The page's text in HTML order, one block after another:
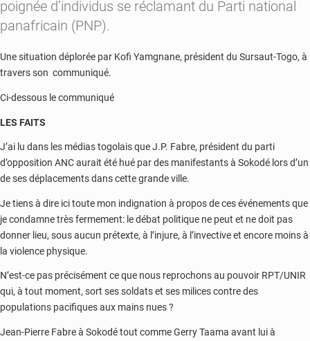
poignée d’individus se réclamant du Parti national
panafricain (PNP).
Une situation déplorée par Kofi Yamgnane, président du Sursaut-Togo, à
travers son communiqué.
Ci-dessous le communiqué
LES FAITS
J’ai lu dans les médias togolais que J.P. Fabre, président du parti
d’opposition ANC aurait été hué par des manifestants à Sokodé lors d’un
de ses déplacements dans cette grande ville.
Je tiens à dire ici toute mon indignation à propos de ces événements que
je condamne très fermement: le débat politique ne peut et ne doit pas
donner lieu, sous aucun prétexte, à l’injure, à l’invective et encore moins à
la violence physique.
N’est-ce pas précisément ce que nous reprochons au pouvoir RPT/UNIR
qui, à tout moment, sort ses soldats et ses milices contre des
populations pacifiques aux mains nues ?
Jean-Pierre Fabre à Sokodé tout comme Gerry Taama avant lui à